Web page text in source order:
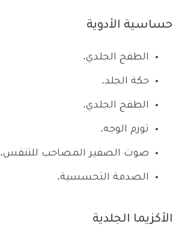
حساسية الأدوية
الطفح الجلدي.
حكة الجلد.
الطفح الجلدي.
تورم الوجه.
صوت الصفير المصاحب للتنفس.
الصدمة التحسسية.
الأكزيما الجلدية